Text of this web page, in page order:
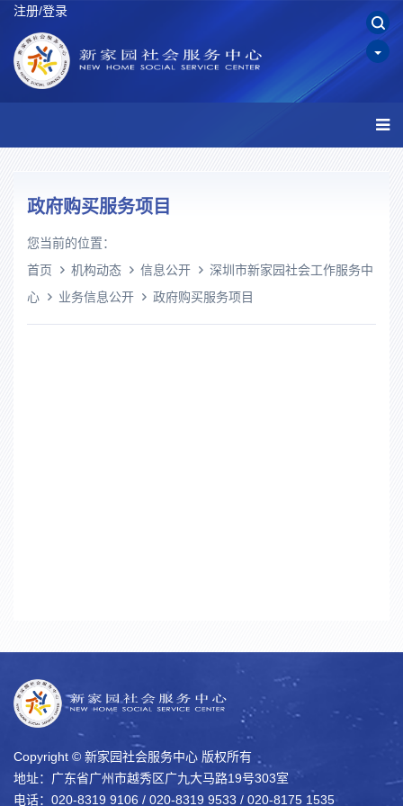
注册/登录
政府购买服务项目
您当前的位置：
首页
机构动态 信息公开
深圳市新家园社会工作服务中
心
业务信息公开 政府购买服务项目
Copyright © 新家园社会服务中心 版权所有
地址：广东省广州市越秀区广九大马路19号303室
电话：020-8319 9106 / 020-8319 9533 / 020-8175 1535